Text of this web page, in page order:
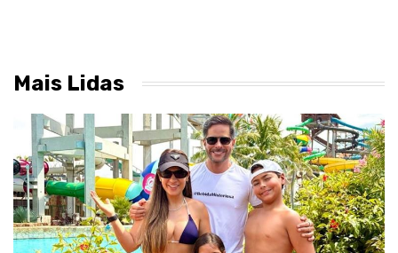
Mais Lidas